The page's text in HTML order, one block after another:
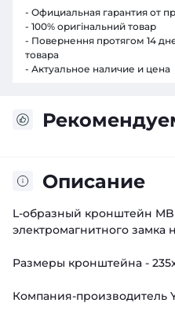
Описание
L-oбразный кронштейн
электромагнитного замка
Размеры кронштейна -
Компания-производитель
- Официальная гарантия от
- 100% оригінальний товар
- Повернення протягом 14
товара
- Актуальное наличие и цена